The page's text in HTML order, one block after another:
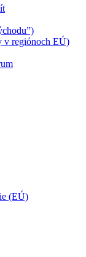
v regiónoch EÚ)
(EÚ)